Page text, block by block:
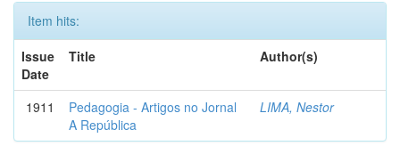
Item hits:
Issue
Date
Title Author(s)
1911
Pedagogia - Artigos no Jornal
A República
LIMA, Nestor